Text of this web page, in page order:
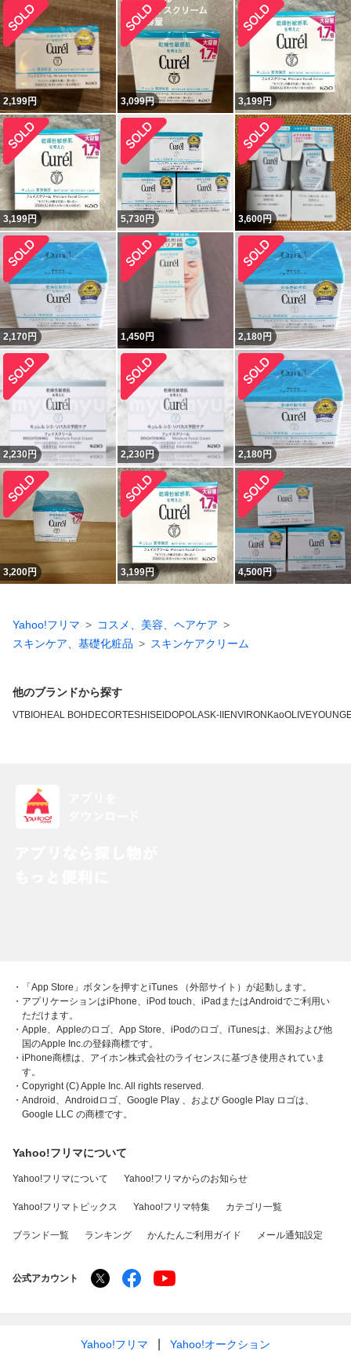
2,199円 3,099円 3,199円
3,199円 5,730円 3,600円
2,170円 1,450円 2,180円
2,230円 2,230円 2,180円
3,200円 3,199円 4,500円
Yahoo!フリマ
コスメ、美容、ヘアケア
スキンケア、基礎化粧品
スキンケアクリーム
他のブランドから探す
VTBIOHEAL BOH DECORTESHISEIDOPOLASK-II ENVIRON KaoOLIVEYOUNG
・「App Store」ボタンを押すとiTunes （外部サイト）が起動します。
・アプリケーションはiPhone、iPod touch、iPadまたはAndroidでご利用い
ただけます。
・Apple、Appleのロゴ、App Store、iPodのロゴ、iTunesは、米国および他
国のApple Inc.の登録商標です。
・iPhone商標は、アイホン株式会社のライセンスに基づき使用されていま
す。
・Copyright (C) Apple Inc. All rights reserved.
・Android、Androidロゴ、Google Play 、および Google Play ロゴは、
Google LLC の商標です。
Yahoo!フリマについて
Yahoo!フリマについて Yahoo!フリマからのお知らせ
Yahoo!フリマトピックス Yahoo!フリマ特集 カテゴリ一覧
ブランド一覧 ランキング かんたんご利用ガイド メール通知設定
公式アカウント
Yahoo!フリマ Yahoo!オークション